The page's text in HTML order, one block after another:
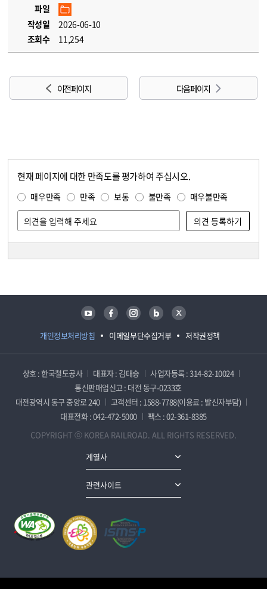
파일
작성일
2026-06-10
조회수
11,254
이전 페이지 다음 페이지
현재 페이지에 대한 만족도를 평가하여 주십시오.
매우만족 만족 보통 불만족 매우불만족
개인정보처리방침 이메일무단수집거부 저작권정책
유튜브 페이스북 인스타그램 블로그 트위터
상호 : 한국철도공사 대표자 : 김태승
사업자등록 : 314-82-10024
통신판매업신고 : 대전 동구-0233호
대전광역시 동구 중앙로 240
고객센터 : 1588-7788(이용료 : 발신자부담)
대표전화 : 042-472-5000
팩스 : 02-361-8385
COPYRIGHT ⓒ KOREA RAILROAD. ALL RIGHTS RESERVED.
계열사
관련사이트